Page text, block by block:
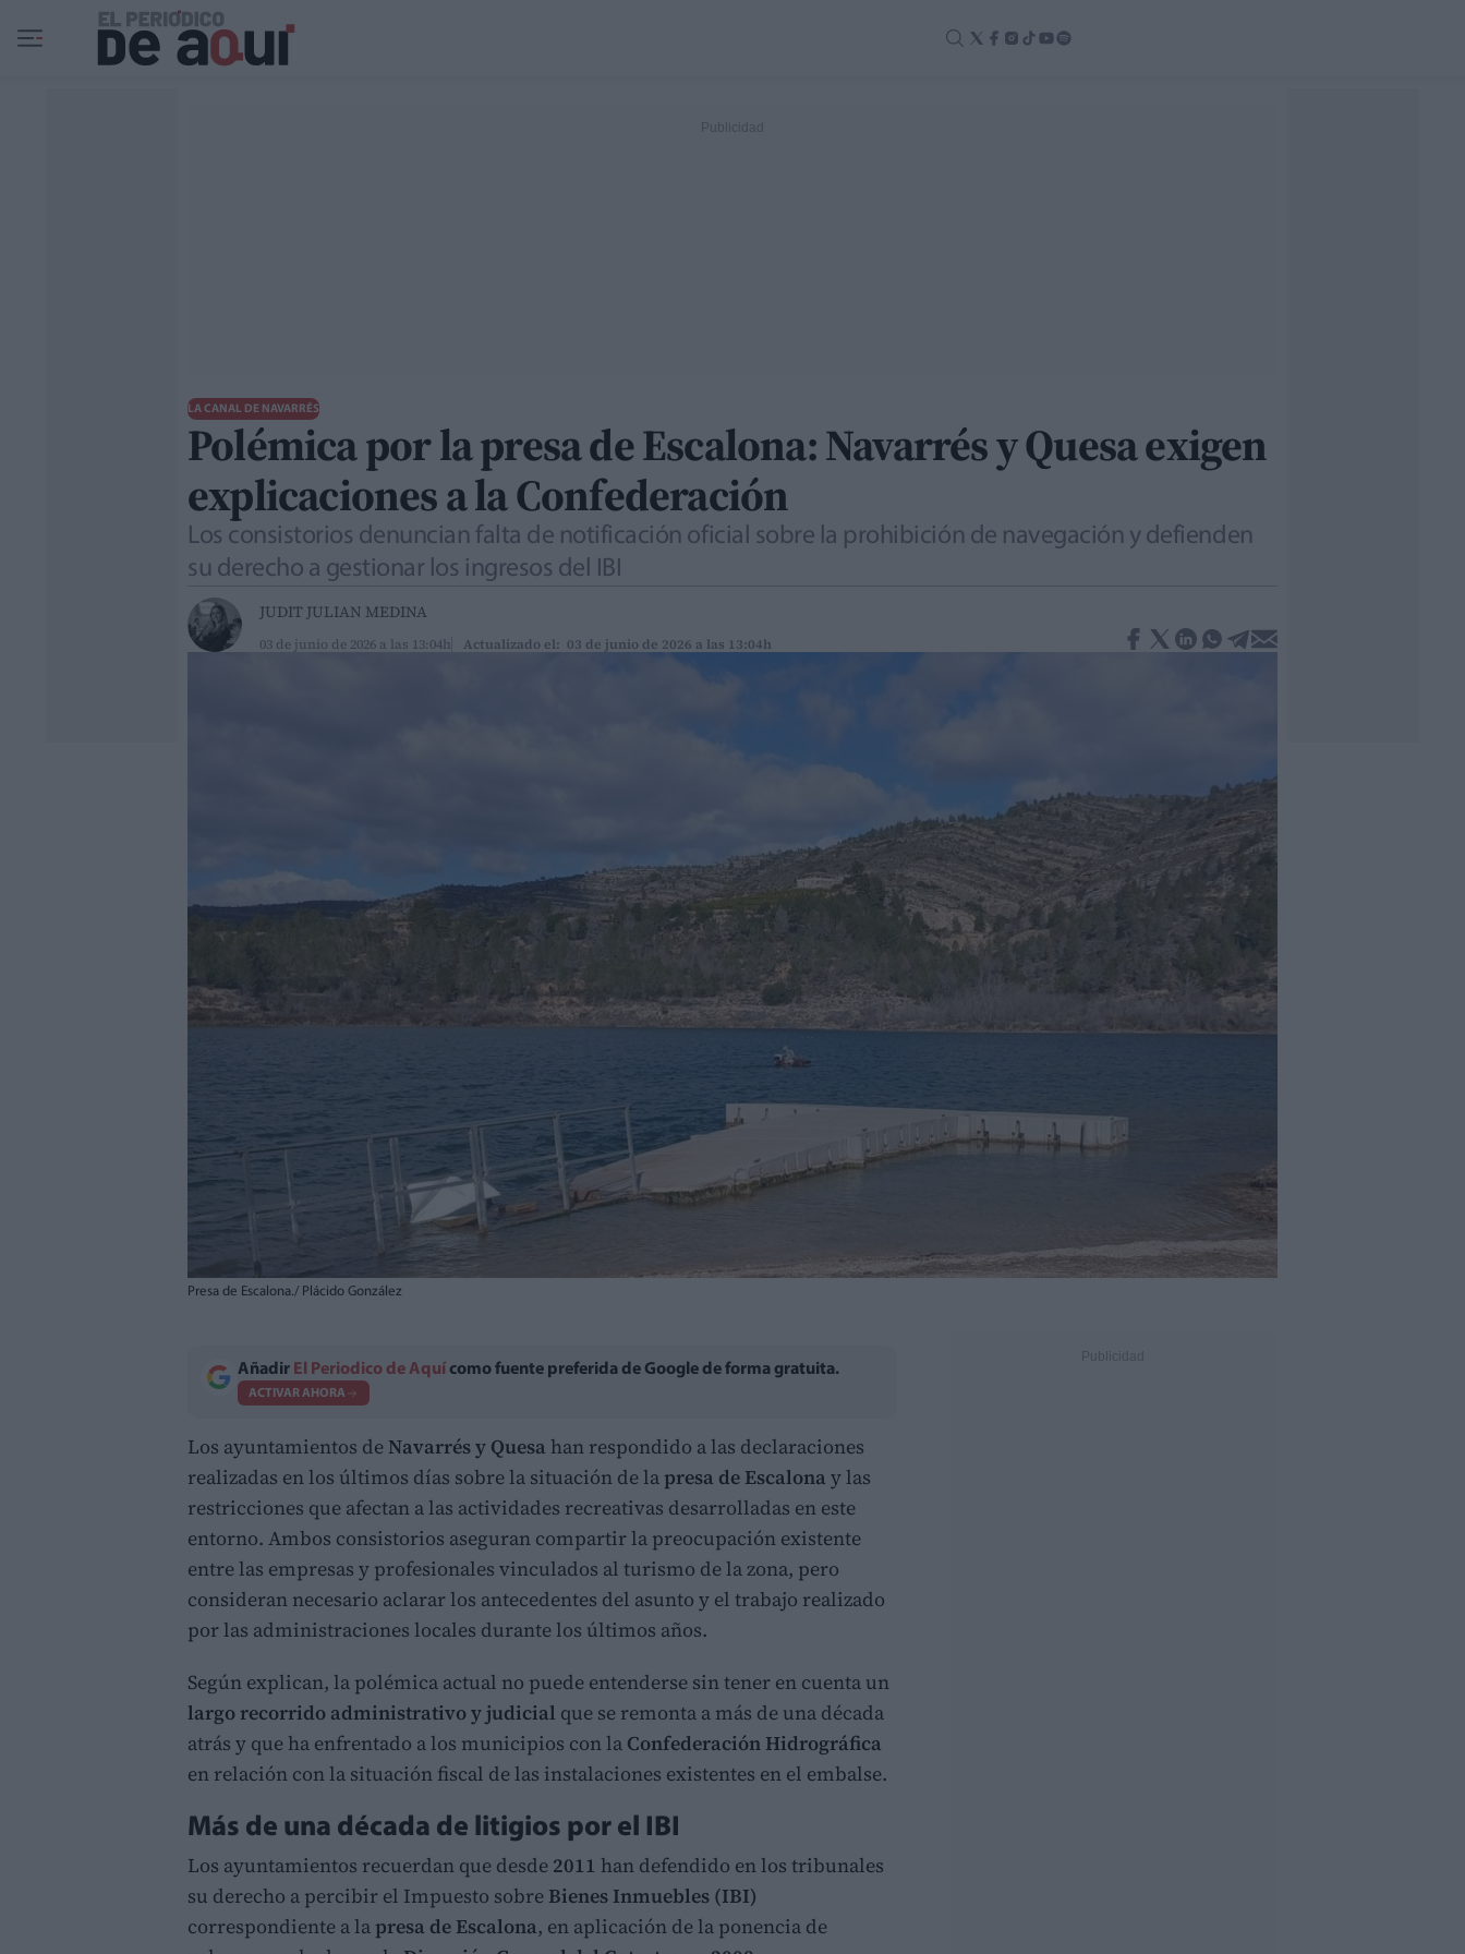
Ir al contenido principal
LA CANAL DE NAVARRÉS
Polémica por la presa de Escalona: Navarrés y Quesa exigen
explicaciones a la Confederación
Los consistorios denuncian falta de notificación oficial sobre la prohibición de navegación y defienden
su derecho a gestionar los ingresos del IBI
JUDIT JULIAN MEDINA
03 de junio de 2026 a las 13:04h Actualizado el: 03 de junio de 2026 a las 13:04h
Presa de Escalona./ Plácido González
Añadir El Periodico de Aquí como fuente preferida de Google de forma gratuita.
ACTIVAR AHORA
Los ayuntamientos de Navarrés y Quesa han respondido a las declaraciones
realizadas en los últimos días sobre la situación de lapresa de Escalona y las
restricciones que afectan a las actividades recreativas desarrolladas en este
entorno. Ambos consistorios aseguran compartir la preocupación existente
entre las empresas y profesionales vinculados al turismo de la zona, pero
consideran necesario aclarar los antecedentes del asunto y el trabajo realizado
por las administraciones locales durante los últimos años.
Según explican, la polémica actual no puede entenderse sin tener en cuenta un
largo recorrido administrativo y judicial que se remonta a más de una década
atrás y que ha enfrentado a los municipios con la Confederación Hidrográfica
en relación con la situación fiscal de las instalaciones existentes en el embalse.
Más de una década de litigios por el IBI
Los ayuntamientos recuerdan que desde 2011 han defendido en los tribunales
su derecho a percibir el Impuesto sobre Bienes Inmuebles (IBI)
correspondiente a lapresa de Escalona, en aplicación de la ponencia de